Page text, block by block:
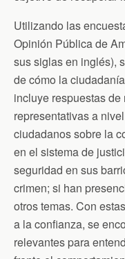
Utilizando las
Opinión Pública de
sus siglas en inglés),
de cómo la
incluye respuestas
representativas a
ciudadanos sobre la
en el sistema de
seguridad en sus
crimen; si han
otros temas. Con
a la confianza, se
relevantes para